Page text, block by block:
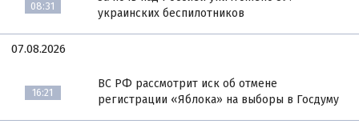
08:31
украинских беспилотников
07.08.2026
16:21
ВС РФ рассмотрит иск об отмене
регистрации «Яблока» на выборы в Госдуму